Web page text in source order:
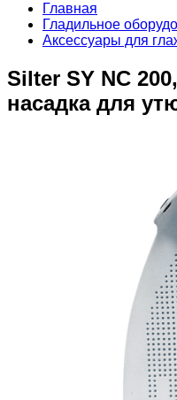
Главная
Гладильное
Аксессуары для
Silter SY NC
насадка для